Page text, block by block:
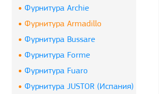
Фурнитура Archie
Фурнитура Armadillo
Фурнитура Bussare
Фурнитура Forme
Фурнитура Fuaro
Фурнитура JUSTOR (Испания)